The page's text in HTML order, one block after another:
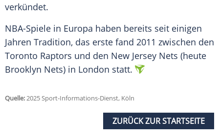
verkündet.
NBA-Spiele in Europa haben bereits seit einigen
Jahren Tradition, das erste fand 2011 zwischen den
Toronto Raptors und den New Jersey Nets (heute
Brooklyn Nets) in London statt.
Quelle:2025 Sport-Informations-Dienst, Köln
ZURÜCK ZUR STARTSEITE